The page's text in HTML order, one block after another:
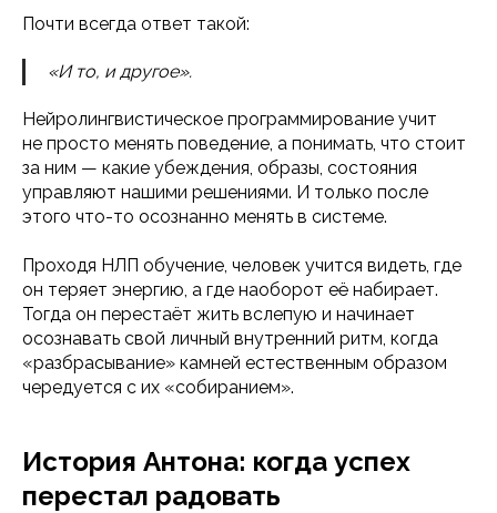
Почти всегда ответ такой:
«И то, и другое».
Нейролингвистическое программирование учит
не просто менять поведение, а понимать, что стоит
за ним — какие убеждения, образы, состояния
управляют нашими решениями. И только после
этого что-то осознанно менять в системе.
Проходя НЛП обучение, человек учится видеть, где
он теряет энергию, а где наоборот её набирает.
Тогда он перестаёт жить вслепую и начинает
осознавать свой личный внутренний ритм, когда
«разбрасывание» камней естественным образом
чередуется с их «собиранием».
История Антона: когда успех
перестал радовать